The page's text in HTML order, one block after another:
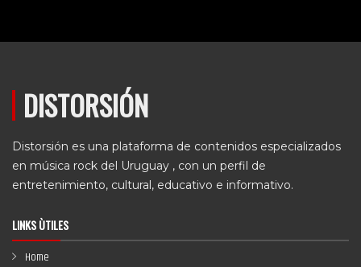
DISTORSIÓN
Distorsión es una plataforma de contenidos especializados
en música rock del Uruguay , con un perfil de
entretenimiento, cultural, educativo e informativo.
LINKS ÙTILES
Home